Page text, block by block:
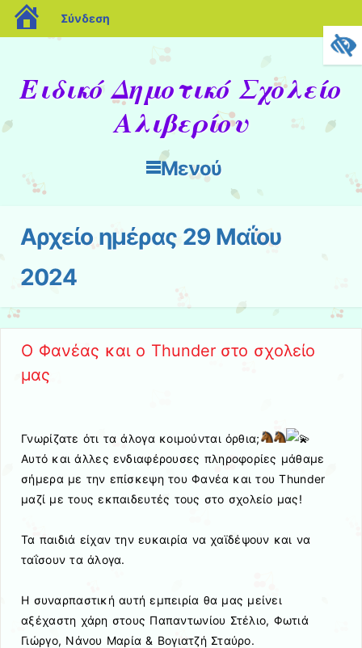
blogs.sch.gr
Σύνδεση
Ειδικό Δημοτικό Σχολείο
Αλιβερίου
Μενού
Μετάβαση στο περιεχόμενο
Αρχείο ημέρας 29 Μαΐου
2024
Ο Φανέας και ο Thunder στο σχολείο
μας
Γνωρίζατε ότι τα άλογα κοιμούνται όρθια;
Αυτό και άλλες ενδιαφέρουσες πληροφορίες μάθαμε
σήμερα με την επίσκεψη του Φανέα και του Thunder
μαζί με τους εκπαιδευτές τους στο σχολείο μας!
Τα παιδιά είχαν την ευκαιρία να χαϊδέψουν και να
ταΐσουν τα άλογα.
Η συναρπαστική αυτή εμπειρία θα μας μείνει
αξέχαστη χάρη στους Παπαντωνίου Στέλιο, Φωτιά
Γιώργο, Νάνου Μαρία & Βογιατζή Σταύρο.